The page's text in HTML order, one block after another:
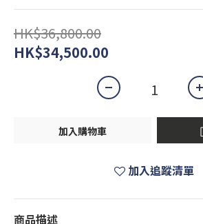
HK$36,800.00
HK$34,500.00
加入購物車
加入追蹤清單
商品描述